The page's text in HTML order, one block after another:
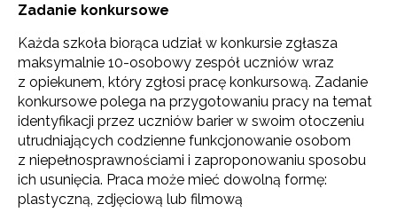
Zadanie konkursowe
Każda szkoła biorąca udział w konkursie zgłasza
maksymalnie 10-osobowy zespół uczniów wraz
z opiekunem, który zgłosi pracę konkursową. Zadanie
konkursowe polega na przygotowaniu pracy na temat
identyfikacji przez uczniów barier w swoim otoczeniu
utrudniających codzienne funkcjonowanie osobom
z niepełnosprawnościami i zaproponowaniu sposobu
ich usunięcia. Praca może mieć dowolną formę:
plastyczną, zdjęciową lub filmową